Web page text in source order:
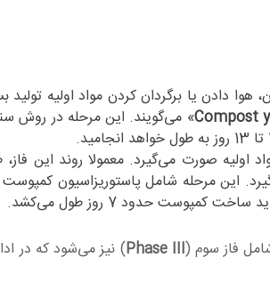
دادن یا برگردان کردن مواد اولیه تولید
Compost» می‌گویند. این مرحله در روش
اولیه صورت می‌گیرد. معمولا روند این
این مرحله شامل پاستوریزاسیون کمپوست
حدود 7 روز طول می‌کشد.
فاز سوم (Phase III) نیز می‌شود که در